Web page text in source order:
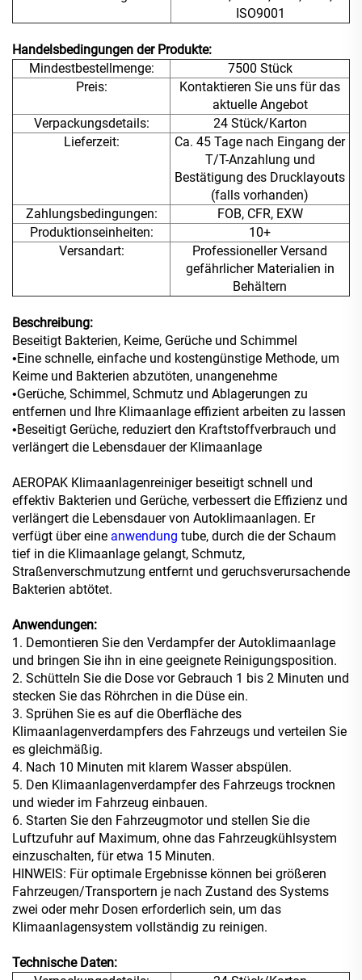
ISO9001
Handelsbedingungen der Produkte:
Mindestbestellmenge:
7500 Stück
Preis:
Kontaktieren Sie uns für das
aktuelle Angebot
Verpackungsdetails:
24 Stück/Karton
Lieferzeit:
Ca. 45 Tage nach Eingang der
T/T-Anzahlung und
Bestätigung des Drucklayouts
(falls vorhanden)
Zahlungsbedingungen:
FOB, CFR, EXW
Produktionseinheiten:
10+
Versandart:
Professioneller Versand
gefährlicher Materialien in
Behältern
Beschreibung:
Beseitigt Bakterien, Keime, Gerüche und Schimmel
•Eine schnelle, einfache und kostengünstige Methode, um
Keime und Bakterien abzutöten, unangenehme
•Gerüche, Schimmel, Schmutz und Ablagerungen zu
entfernen und Ihre Klimaanlage effizient arbeiten zu lassen
•Beseitigt Gerüche, reduziert den Kraftstoffverbrauch und
verlängert die Lebensdauer der Klimaanlage
AEROPAK Klimaanlagenreiniger beseitigt schnell und
effektiv Bakterien und Gerüche, verbessert die Effizienz und
verlängert die Lebensdauer von Autoklimaanlagen. Er
verfügt über eine anwendung tube, durch die der Schaum
tief in die Klimaanlage gelangt, Schmutz,
Straßenverschmutzung entfernt und geruchsverursachende
Bakterien abtötet.
Anwendungen:
1. Demontieren Sie den Verdampfer der Autoklimaanlage
und bringen Sie ihn in eine geeignete Reinigungsposition.
2. Schütteln Sie die Dose vor Gebrauch 1 bis 2 Minuten und
stecken Sie das Röhrchen in die Düse ein.
3. Sprühen Sie es auf die Oberfläche des
Klimaanlagenverdampfers des Fahrzeugs und verteilen Sie
es gleichmäßig.
4. Nach 10 Minuten mit klarem Wasser abspülen.
5. Den Klimaanlagenverdampfer des Fahrzeugs trocknen
und wieder im Fahrzeug einbauen.
6. Starten Sie den Fahrzeugmotor und stellen Sie die
Luftzufuhr auf Maximum, ohne das Fahrzeugkühlsystem
einzuschalten, für etwa 15 Minuten.
HINWEIS: Für optimale Ergebnisse können bei größeren
Fahrzeugen/Transportern je nach Zustand des Systems
zwei oder mehr Dosen erforderlich sein, um das
Klimaanlagensystem vollständig zu reinigen.
Technische Daten: